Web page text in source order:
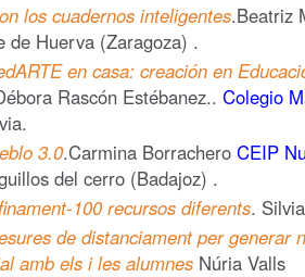
los cuadernos inteligentes.Beatriz
de Huerva (Zaragoza) .
en casa: creación en
Rascón Estébanez.. Colegio
3.0.Carmina Borrachero CEIP
del cerro (Badajoz) .
100 recursos diferents.
de distanciament per generar
amb els i les alumnes Núria Valls